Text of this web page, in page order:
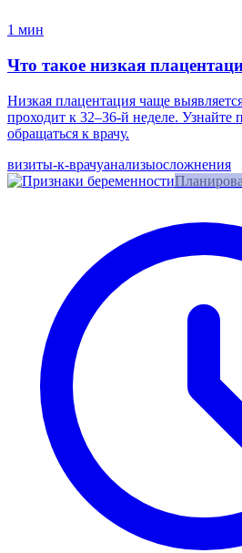
1 мин
Что такое низкая
Низкая плацентация чаще
проходит к 32–36-й неделе. Узнайте
обращаться к врачу.
визиты-к-врачуанализыосложнения